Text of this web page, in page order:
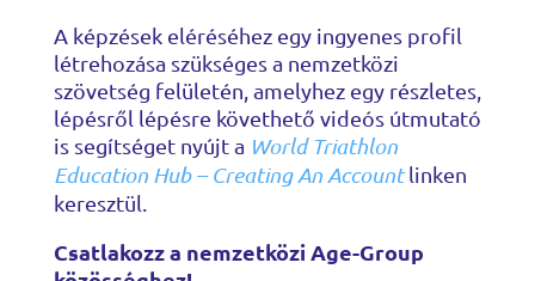
A képzések eléréséhez egy ingyenes profil
létrehozása szükséges a nemzetközi
szövetség felületén, amelyhez egy részletes,
lépésről lépésre követhető videós útmutató
is segítséget nyújt a World Triathlon
Education Hub – Creating An Accountlinken
keresztül.
Csatlakozz a nemzetközi Age-Group